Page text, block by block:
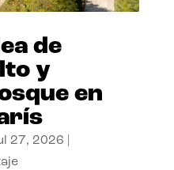
de
y
en
27, 2026